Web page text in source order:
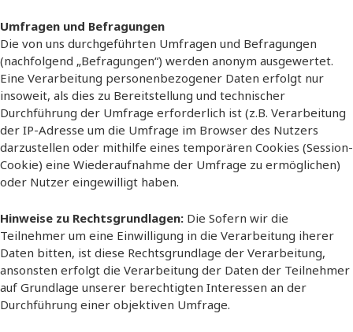
Umfragen und Befragungen
Die von uns durchgeführten Umfragen und Befragungen
(nachfolgend „Befragungen“) werden anonym ausgewertet.
Eine Verarbeitung personenbezogener Daten erfolgt nur
insoweit, als dies zu Bereitstellung und technischer
Durchführung der Umfrage erforderlich ist (z.B. Verarbeitung
der IP-Adresse um die Umfrage im Browser des Nutzers
darzustellen oder mithilfe eines temporären Cookies (Session-
Cookie) eine Wiederaufnahme der Umfrage zu ermöglichen)
oder Nutzer eingewilligt haben.
Hinweise zu Rechtsgrundlagen: Die Sofern wir die
Teilnehmer um eine Einwilligung in die Verarbeitung iherer
Daten bitten, ist diese Rechtsgrundlage der Verarbeitung,
ansonsten erfolgt die Verarbeitung der Daten der Teilnehmer
auf Grundlage unserer berechtigten Interessen an der
Durchführung einer objektiven Umfrage.